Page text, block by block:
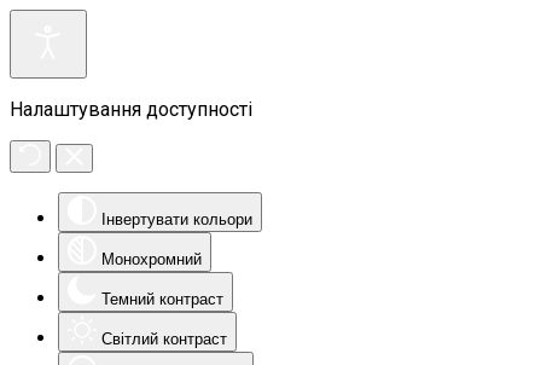
Налаштування доступності
Інвертувати кольори
Монохромний
Темний контраст
Світлий контраст